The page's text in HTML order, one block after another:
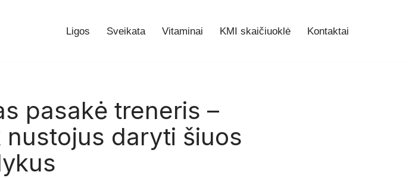
Ligos Sveikata Vitaminai KMI skaičiuoklė Kontaktai
pasakė treneris –
daryti šiuos